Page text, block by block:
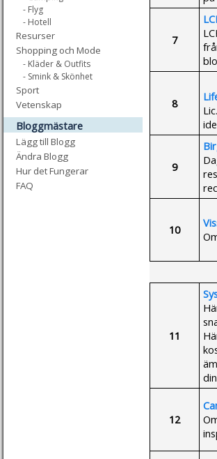
- Flyg
- Hotell
Resurser
Shopping och Mode
- Kläder & Outfits
- Smink & Skönhet
Sport
Vetenskap
Bloggmästare
Lägg till Blogg
Ändra Blogg
Hur det Fungerar
FAQ
7
8
9
10
11
12